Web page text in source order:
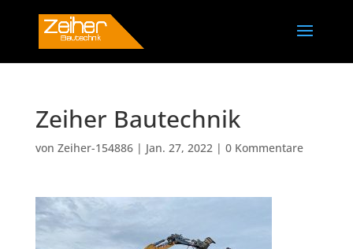
Zeiher Bautechnik
von Zeiher-154886| Jan. 27, 2022| 0 Kommentare